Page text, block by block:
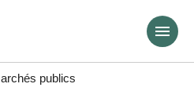
publics